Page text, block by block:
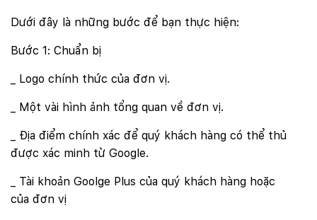
Dưới đây là những bước để bạn thực hiện:
Bước 1: Chuẩn bị
_ Logo chính thức của đơn vị.
_ Một vài hình ảnh tổng quan về đơn vị.
_ Địa điểm chính xác để quý khách hàng có thể thủ
được xác minh từ Google.
_ Tài khoản Goolge Plus của quý khách hàng hoặc
của đơn vị